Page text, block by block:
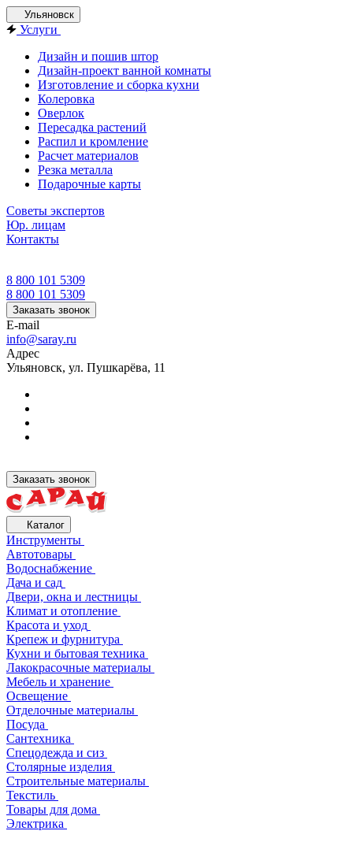
Ульяновск
Услуги
Дизайн и пошив штор
Дизайн-проект ванной комнаты
Изготовление и сборка кухни
Колеровка
Оверлок
Пересадка растений
Распил и кромление
Расчет материалов
Резка металла
Подарочные карты
Советы экспертов
Юр. лицам
Контакты
8 800 101 5309
8 800 101 5309
Заказать звонок
E-mail
info@saray.ru
Адрес
Ульяновск, ул. Пушкарёва, 11
Заказать звонок
Каталог
Инструменты
Автотовары
Водоснабжение
Дача и сад
Двери, окна и лестницы
Климат и отопление
Красота и уход
Крепеж и фурнитура
Кухни и бытовая техника
Лакокрасочные материалы
Мебель и хранение
Освещение
Отделочные материалы
Посуда
Сантехника
Спецодежда и сиз
Столярные изделия
Строительные материалы
Текстиль
Товары для дома
Электрика